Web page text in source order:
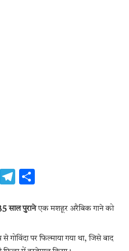
Messenger
Telegram
साल पुरानेएक मशहूर अरैबिक गाने को
गोविंदा पर फिल्माया गया था, जिसे बाद